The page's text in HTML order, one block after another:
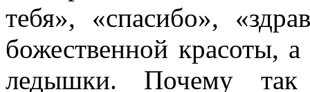
тебя», «спасибо»,
божественной красоты,
ледышки. Почему так